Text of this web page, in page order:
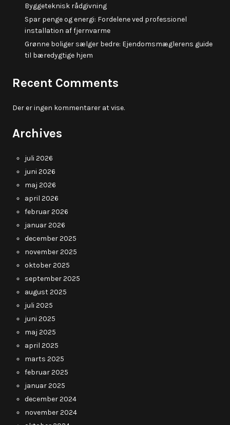
Byggeteknisk rådgivning
Spar penge og energi: Fordelene ved professionel
installation af fjernvarme
Grønne boliger sælger bedre: Ejendomsmæglerens guide
til bæredygtige hjem
Recent Comments
Der er ingen kommentarer at vise.
Archives
juli 2026
juni 2026
maj 2026
april 2026
februar 2026
januar 2026
december 2025
november 2025
oktober 2025
september 2025
august 2025
juli 2025
juni 2025
maj 2025
april 2025
marts 2025
februar 2025
januar 2025
december 2024
november 2024